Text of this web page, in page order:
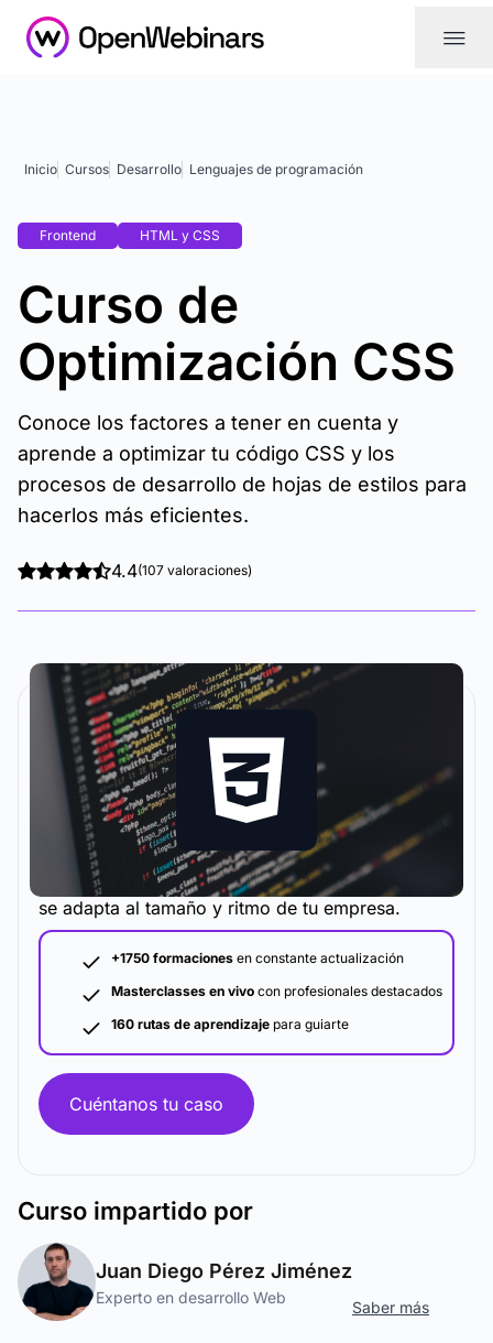
|||
Inicio Cursos Desarrollo Lenguajes de programación
Frontend HTML y CSS
Curso de
Optimización CSS
Conoce los factores a tener en cuenta y
aprende a optimizar tu código CSS y los
procesos de desarrollo de hojas de estilos para
hacerlos más eficientes.
4.4(107 valoraciones)
La metodología y plataforma de formación que
se adapta al tamaño y ritmo de tu empresa.
+1750 formaciones en constante actualización
Masterclasses en vivo con profesionales destacados
160 rutas de aprendizaje para guiarte
Cuéntanos tu caso
Curso impartido por
Juan Diego Pérez Jiménez
Experto en desarrollo Web
Saber más